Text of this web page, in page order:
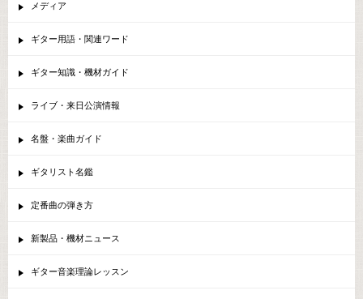
メディア
ギター用語・関連ワード
ギター知識・機材ガイド
ライブ・来日公演情報
名盤・楽曲ガイド
ギタリスト名鑑
定番曲の弾き方
新製品・機材ニュース
ギター音楽理論レッスン